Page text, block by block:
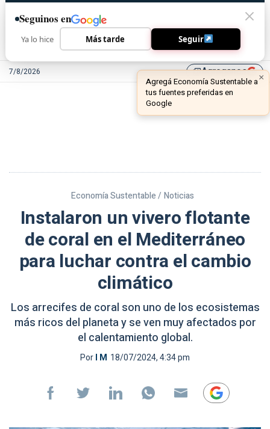
7/8/2026 library_addAgreganos
Economía Sustentable / Noticias
Instalaron un vivero flotante
de coral en el Mediterráneo
para luchar contra el cambio
climático
Los arrecifes de coral son uno de los ecosistemas
más ricos del planeta y se ven muy afectados por
el calentamiento global.
PorI M 18/07/2024, 4:34 pm
Seguinos en
Ya lo hice Más tarde Seguir